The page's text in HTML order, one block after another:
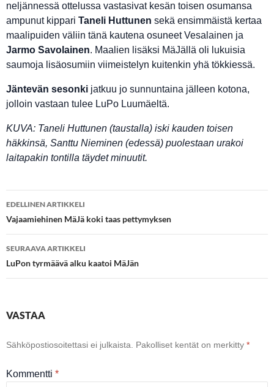
neljännessä ottelussa vastasivat kesän toisen osumansa
ampunut kippari Taneli Huttunen sekä ensimmäistä kertaa
maalipuiden väliin tänä kautena osuneet Vesalainen ja
Jarmo Savolainen. Maalien lisäksi MäJällä oli lukuisia
saumoja lisäosumiin viimeistelyn kuitenkin yhä tökkiessä.
Jäntevän sesonki jatkuu jo sunnuntaina jälleen kotona,
jolloin vastaan tulee LuPo Luumäeltä.
KUVA: Taneli Huttunen (taustalla) iski kauden toisen
häkkinsä, Santtu Nieminen (edessä) puolestaan urakoi
laitapakin tontilla täydet minuutit.
Artikkelien
selaus
EDELLINEN ARTIKKELI
Vajaamiehinen MäJä koki taas pettymyksen
SEURAAVA ARTIKKELI
LuPon tyrmäävä alku kaatoi MäJän
VASTAA
Sähköpostiosoitettasi ei julkaista. Pakolliset kentät on merkitty *
Kommentti *